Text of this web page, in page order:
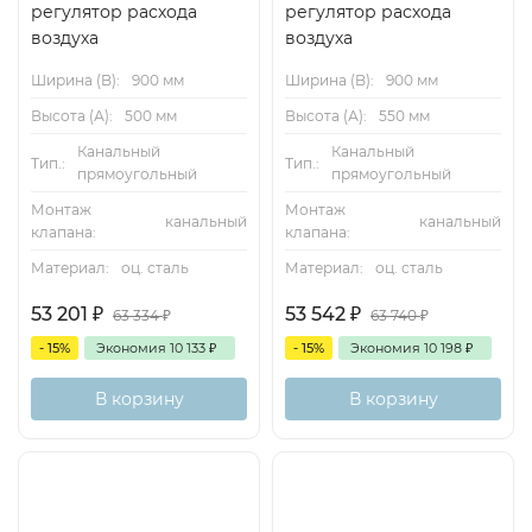
регулятор расхода
воздуха
Ширина (B):
900 мм
Высота (А):
500 мм
Тип.:
Канальный
прямоугольный
Монтаж
клапана:
канальный
Материал: оц. сталь
53 201 ₽ 63 334₽
- 15% Экономия 10 133 ₽
В корзину
регулятор расхода
воздуха
Ширина (B):
900 мм
Высота (А):
550 мм
Тип.:
Канальный
прямоугольный
Монтаж
клапана:
канальный
Материал: оц. сталь
53 542 ₽ 63 740₽
- 15% Экономия 10 198 ₽
В корзину